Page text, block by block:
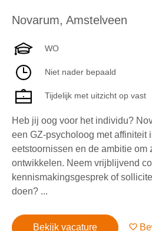
Novarum, Amstelveen
WO
Niet nader bepaald
Tijdelijk met uitzicht op vast
Heb jij oog voor het individu?
een GZ-psycholoog met affiniteit
eetstoornissen en de ambitie om
ontwikkelen. Neem vrijblijvend
kennismakingsgesprek of
doen? ...
Bekijk vacature